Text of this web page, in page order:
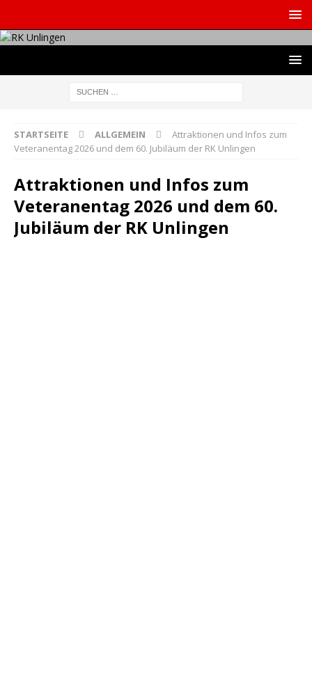
STARTSEITE ALLGEMEIN
Attraktionen und Infos zum
Veteranentag 2026 und dem 60. Jubiläum der RK Unlingen
Attraktionen und Infos zum
Veteranentag 2026 und dem 60.
Jubiläum der RK Unlingen